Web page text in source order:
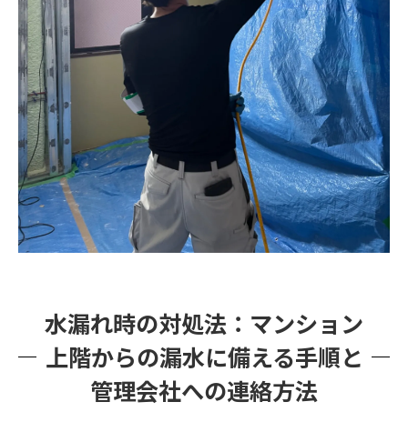
水漏れ時の対処法：マンション
上階からの漏水に備える手順と
管理会社への連絡方法